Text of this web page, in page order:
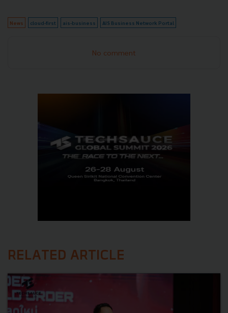
News cloud-first ais-business AIS Business Network Portal
No comment
RELATED ARTICLE